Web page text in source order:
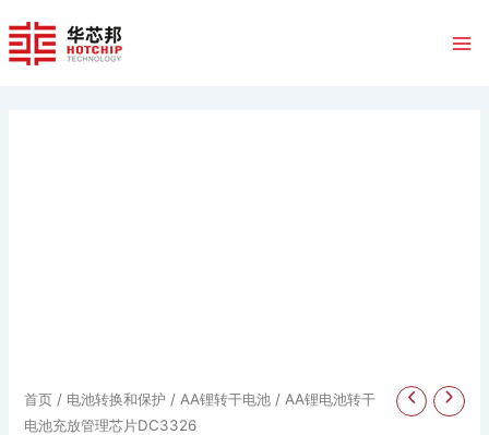
至
内
首页 / 电池转换和保护 / AA锂转干电池 / AA锂电池转干
电池充放管理芯片DC3326